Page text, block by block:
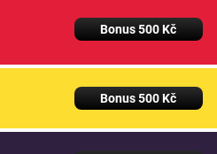
Bonus 500 Kč
Bonus 500 Kč